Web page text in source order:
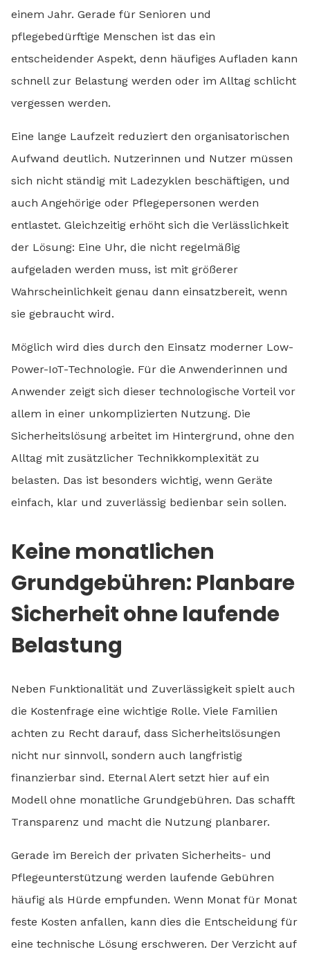
einem Jahr. Gerade für Senioren und
pflegebedürftige Menschen ist das ein
entscheidender Aspekt, denn häufiges Aufladen kann
schnell zur Belastung werden oder im Alltag schlicht
vergessen werden.
Eine lange Laufzeit reduziert den organisatorischen
Aufwand deutlich. Nutzerinnen und Nutzer müssen
sich nicht ständig mit Ladezyklen beschäftigen, und
auch Angehörige oder Pflegepersonen werden
entlastet. Gleichzeitig erhöht sich die Verlässlichkeit
der Lösung: Eine Uhr, die nicht regelmäßig
aufgeladen werden muss, ist mit größerer
Wahrscheinlichkeit genau dann einsatzbereit, wenn
sie gebraucht wird.
Möglich wird dies durch den Einsatz moderner Low-
Power-IoT-Technologie. Für die Anwenderinnen und
Anwender zeigt sich dieser technologische Vorteil vor
allem in einer unkomplizierten Nutzung. Die
Sicherheitslösung arbeitet im Hintergrund, ohne den
Alltag mit zusätzlicher Technikkomplexität zu
belasten. Das ist besonders wichtig, wenn Geräte
einfach, klar und zuverlässig bedienbar sein sollen.
Keine monatlichen
Grundgebühren: Planbare
Sicherheit ohne laufende
Belastung
Neben Funktionalität und Zuverlässigkeit spielt auch
die Kostenfrage eine wichtige Rolle. Viele Familien
achten zu Recht darauf, dass Sicherheitslösungen
nicht nur sinnvoll, sondern auch langfristig
finanzierbar sind. Eternal Alert setzt hier auf ein
Modell ohne monatliche Grundgebühren. Das schafft
Transparenz und macht die Nutzung planbarer.
Gerade im Bereich der privaten Sicherheits- und
Pflegeunterstützung werden laufende Gebühren
häufig als Hürde empfunden. Wenn Monat für Monat
feste Kosten anfallen, kann dies die Entscheidung für
eine technische Lösung erschweren. Der Verzicht auf